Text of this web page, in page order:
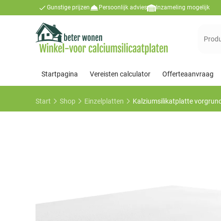
Gunstige prijzen Persoonlijk advies Inzameling mogelijk
Suchen
Startpagina Vereisten calculator Offerteaanvraag
Start Shop Einzelplatten Kalziumsilikatplatte